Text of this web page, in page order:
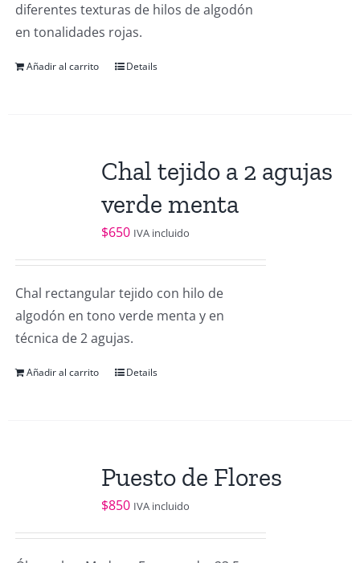
diferentes texturas de hilos de algodón
en tonalidades rojas.
Añadir al carrito Details
Chal tejido a 2 agujas
verde menta
$650 IVA incluido
Chal rectangular tejido con hilo de
algodón en tono verde menta y en
técnica de 2 agujas.
Añadir al carrito Details
Puesto de Flores
$850 IVA incluido